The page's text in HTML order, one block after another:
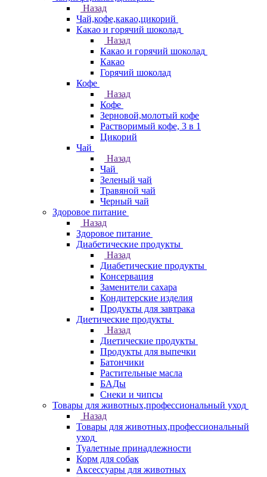
Назад
Чай,кофе,какао,цикорий
Какао и горячий шоколад
Назад
Какао и горячий шоколад
Какао
Горячий шоколад
Кофе
Назад
Кофе
Зерновой,молотый кофе
Растворимый кофе, 3 в 1
Цикорий
Чай
Назад
Чай
Зеленый чай
Травяной чай
Черный чай
Здоровое питание
Назад
Здоровое питание
Диабетические продукты
Назад
Диабетические продукты
Консервация
Заменители сахара
Кондитерские изделия
Продукты для завтрака
Диетические продукты
Назад
Диетические продукты
Продукты для выпечки
Батончики
Растительные масла
БАДы
Снеки и чипсы
Товары для животных,профессиональный уход
Назад
Товары для животных,профессиональный
уход
Туалетные принадлежности
Корм для собак
Аксессуары для животных